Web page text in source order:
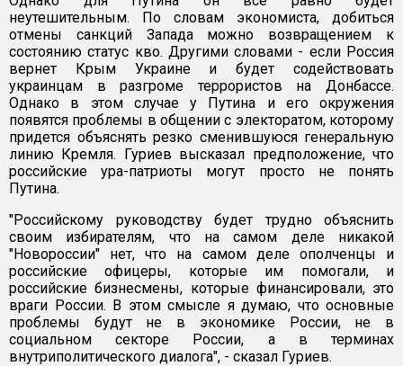
неутешительным. По словам экономиста, добиться
отмены санкций Запада можно возвращением к
состоянию статус кво. Другими словами - если Россия
вернет Крым Украине и будет содействовать
украинцам в разгроме террористов на Донбассе.
Однако в этом случае у Путина и его окружения
появятся проблемы в общении с электоратом, которому
придется объяснять резко сменившуюся генеральную
линию Кремля. Гуриев высказал предположение, что
российские ура-патриоты могут просто не понять
Путина.
"Российскому руководству будет трудно объяснить
своим избирателям, что на самом деле никакой
"Новороссии" нет, что на самом деле ополченцы и
российские офицеры, которые им помогали, и
российские бизнесмены, которые финансировали, это
враги России. В этом смысле я думаю, что основные
проблемы будут не в экономике России, не в
социальном секторе России, а в терминах
внутриполитического диалога", - сказал Гуриев.